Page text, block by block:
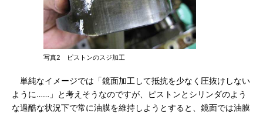
写真2 ピストンのスジ加工
単純なイメージでは「鏡面加工して抵抗を少なく圧抜けしない
ように……」と考えそうなのですが、ピストンとシリンダのよう
な過酷な状況下で常に油膜を維持しようとすると、鏡面では油膜